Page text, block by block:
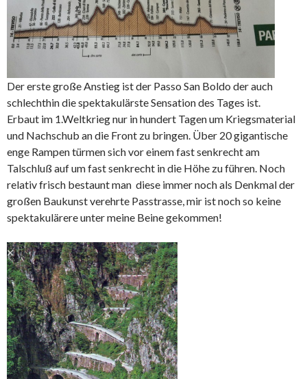
Der erste große Anstieg ist der Passo San Boldo der auch
schlechthin die spektakulärste Sensation des Tages ist.
Erbaut im 1.Weltkrieg nur in hundert Tagen um Kriegsmaterial
und Nachschub an die Front zu bringen. Über 20 gigantische
enge Rampen türmen sich vor einem fast senkrecht am
Talschluß auf um fast senkrecht in die Höhe zu führen. Noch
relativ frisch bestaunt man diese immer noch als Denkmal der
großen Baukunst verehrte Passtrasse, mir ist noch so keine
spektakulärere unter meine Beine gekommen!